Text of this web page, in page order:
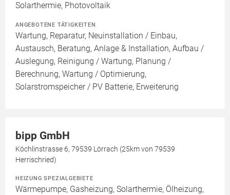
Solarthermie, Photovoltaik
ANGEBOTENE TÄTIGKEITEN
Wartung, Reparatur, Neuinstallation / Einbau,
Austausch, Beratung, Anlage & Installation, Aufbau /
Auslegung, Reinigung / Wartung, Planung /
Berechnung, Wartung / Optimierung,
Solarstromspeicher / PV Batterie, Erweiterung
bipp GmbH
Köchlinstrasse 6, 79539 Lörrach (25km von 79539
Herrischried)
HEIZUNG SPEZIALGEBIETE
Wärmepumpe, Gasheizung, Solarthermie, Ölheizung,